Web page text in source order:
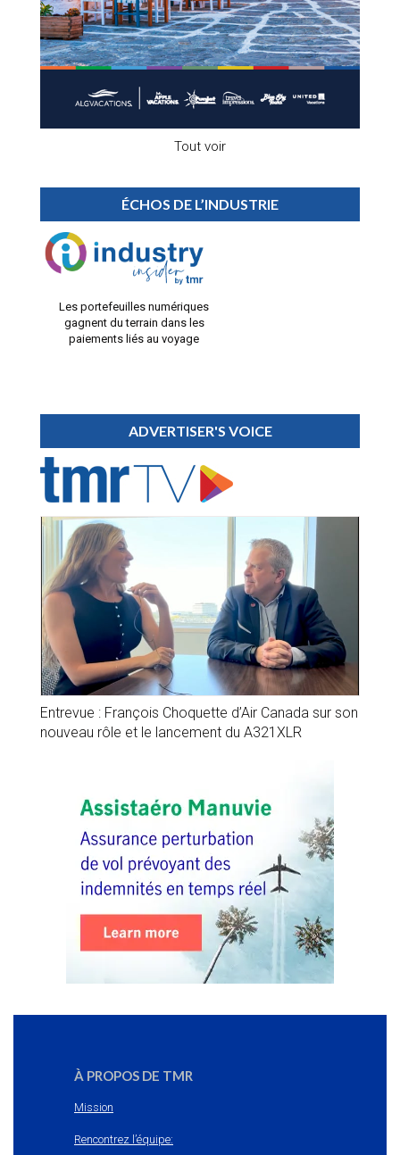
Tout voir
ÉCHOS DE L’INDUSTRIE
Les portefeuilles numériques
gagnent du terrain dans les
paiements liés au voyage
ADVERTISER'S VOICE
Entrevue : François Choquette d’Air Canada sur son
nouveau rôle et le lancement du A321XLR
À PROPOS DE TMR
Mission
Rencontrez l’équipe: